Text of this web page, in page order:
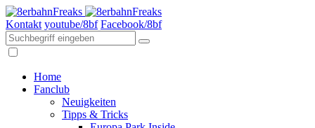
Kontakt youtube/8bf Facebook/8bf
Home
Fanclub
Neuigkeiten
Tipps & Tricks